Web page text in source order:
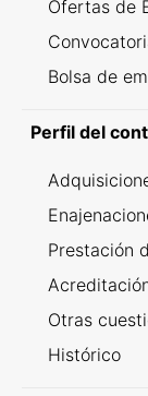
Ofertas de
Bolsa de
Perfil del
Prestación
Otras
Histórico